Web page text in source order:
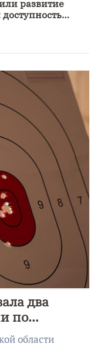
развитие
два
по
области